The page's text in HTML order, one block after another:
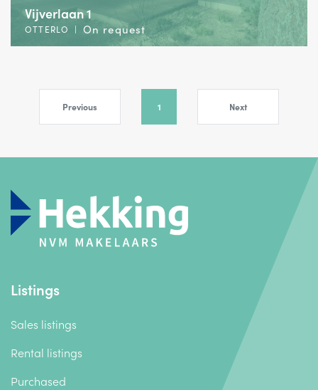
Vijverlaan 1
OTTERLO | On request
Previous 1 Next
Listings
Sales listings
Rental listings
Purchased